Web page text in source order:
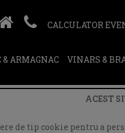
CALCULATOR
& ARMAGNAC VINARS &
ACEST
de tip cookie pentru a